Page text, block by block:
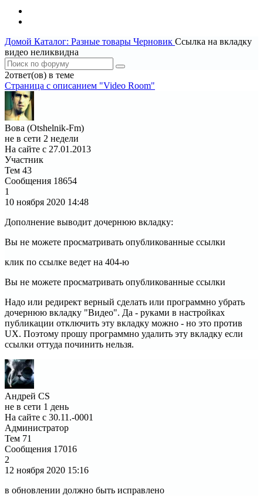
Домой Каталог: Разные товары Черновик Ссылка на вкладку
видео неликвидна
2ответ(ов) в теме
Страница c описанием "Video Room"
Вова (Otshelnik-Fm)
не в сети 2 недели
На сайте с 27.01.2013
Участник
Тем 43
Сообщения 18654
1
10 ноября 2020 14:48
Дополнение выводит дочернюю вкладку:
Вы не можете просматривать опубликованные ссылки
клик по ссылке ведет на 404-ю
Вы не можете просматривать опубликованные ссылки
Надо или редирект верный сделать или программно убрать
дочернюю вкладку "Видео". Да - руками в настройках
публикации отключить эту вкладку можно - но это против
UX. Поэтому прошу программно удалить эту вкладку если
ссылки оттуда починить нельзя.
Андрей CS
не в сети 1 день
На сайте с 30.11.-0001
Администратор
Тем 71
Сообщения 17016
2
12 ноября 2020 15:16
в обновлении должно быть исправлено